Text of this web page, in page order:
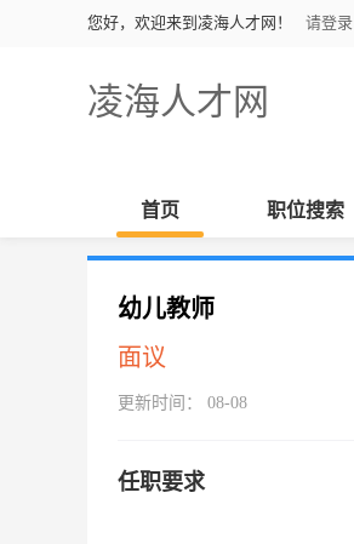
您好，欢迎来到凌海人才网！ 请登录
凌海人才网
首页 职位搜索
幼儿教师
面议
更新时间： 08-08
任职要求